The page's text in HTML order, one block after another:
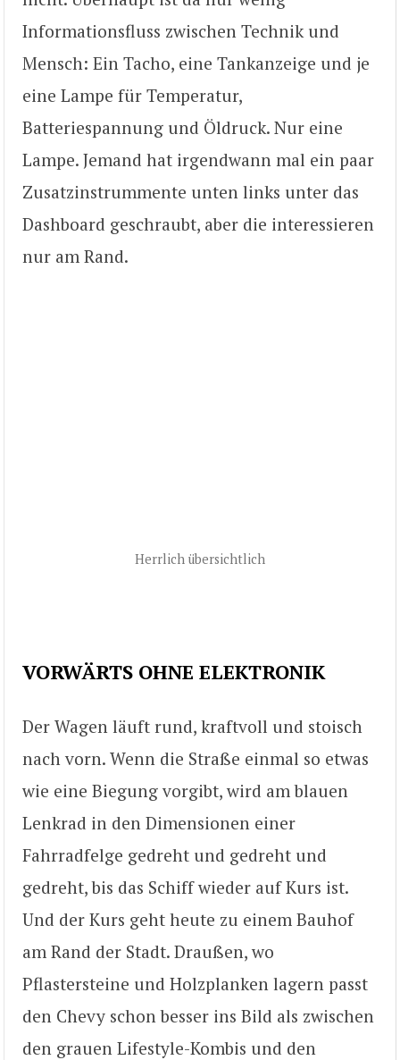
Informationsfluss zwischen Technik und
Mensch: Ein Tacho, eine Tankanzeige und je
eine Lampe für Temperatur,
Batteriespannung und Öldruck. Nur eine
Lampe. Jemand hat irgendwann mal ein paar
Zusatzinstrummente unten links unter das
Dashboard geschraubt, aber die interessieren
nur am Rand.
Herrlich übersichtlich
VORWÄRTS OHNE ELEKTRONIK
Der Wagen läuft rund, kraftvoll und stoisch
nach vorn. Wenn die Straße einmal so etwas
wie eine Biegung vorgibt, wird am blauen
Lenkrad in den Dimensionen einer
Fahrradfelge gedreht und gedreht und
gedreht, bis das Schiff wieder auf Kurs ist.
Und der Kurs geht heute zu einem Bauhof
am Rand der Stadt. Draußen, wo
Pflastersteine und Holzplanken lagern passt
den Chevy schon besser ins Bild als zwischen
den grauen Lifestyle-Kombis und den